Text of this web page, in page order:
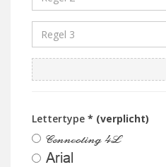
Lettertype * (verplicht)
Connecting 4L
Arial